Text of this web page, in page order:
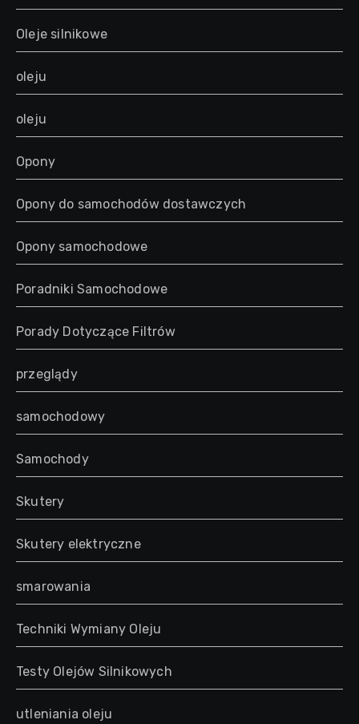
Oleje silnikowe
oleju
oleju
Opony
Opony do samochodów dostawczych
Opony samochodowe
Poradniki Samochodowe
Porady Dotyczące Filtrów
przeglądy
samochodowy
Samochody
Skutery
Skutery elektryczne
smarowania
Techniki Wymiany Oleju
Testy Olejów Silnikowych
utleniania oleju